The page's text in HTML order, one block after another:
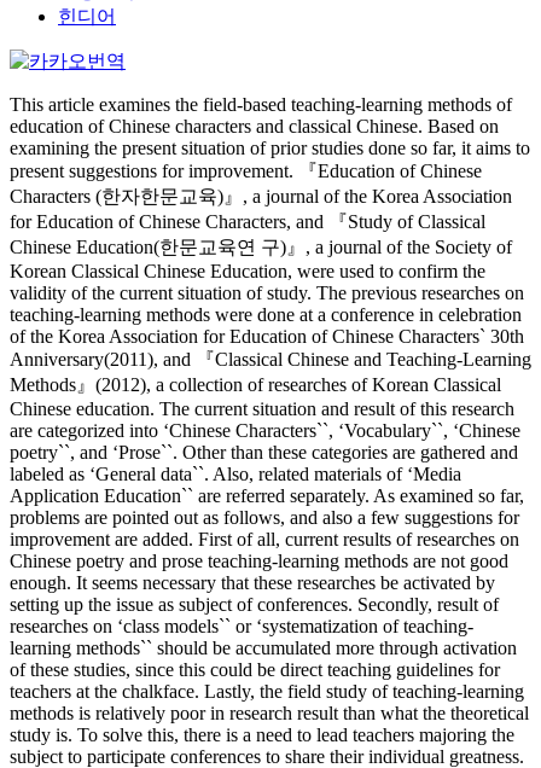
힌디어
This article examines the field-based teaching-learning methods of
education of Chinese characters and classical Chinese. Based on
examining the present situation of prior studies done so far, it aims to
present suggestions for improvement. 『Education of Chinese
Characters (한자한문교육)』, a journal of the Korea Association
for Education of Chinese Characters, and 『Study of Classical
Chinese Education(한문교육연 구)』, a journal of the Society of
Korean Classical Chinese Education, were used to confirm the
validity of the current situation of study. The previous researches on
teaching-learning methods were done at a conference in celebration
of the Korea Association for Education of Chinese Characters` 30th
Anniversary(2011), and 『Classical Chinese and Teaching-Learning
Methods』(2012), a collection of researches of Korean Classical
Chinese education. The current situation and result of this research
are categorized into ‘Chinese Characters``, ‘Vocabulary``, ‘Chinese
poetry``, and ‘Prose``. Other than these categories are gathered and
labeled as ‘General data``. Also, related materials of ‘Media
Application Education`` are referred separately. As examined so far,
problems are pointed out as follows, and also a few suggestions for
improvement are added. First of all, current results of researches on
Chinese poetry and prose teaching-learning methods are not good
enough. It seems necessary that these researches be activated by
setting up the issue as subject of conferences. Secondly, result of
researches on ‘class models`` or ‘systematization of teaching-
learning methods`` should be accumulated more through activation
of these studies, since this could be direct teaching guidelines for
teachers at the chalkface. Lastly, the field study of teaching-learning
methods is relatively poor in research result than what the theoretical
study is. To solve this, there is a need to lead teachers majoring the
subject to participate conferences to share their individual greatness.